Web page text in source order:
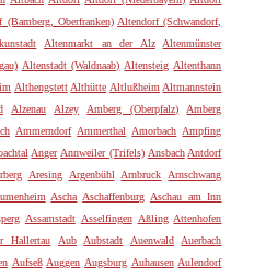
(Bamberg, Oberfranken) Altendorf (Schwandorf,
Altenmarkt an der Alz
Altenmünster
Altenstadt (Waldnaab) Altensteig Altenthann
Althengstett Althütte Altlußheim Altmannstein
Alzenau Alzey Amberg (Oberpfalz)
Amberg
Ammerndorf Ammerthal Amorbach Ampfing
Anger Annweiler (Trifels) Ansbach Antdorf
Aresing Argenbühl Arnbruck
Arnschwang
Ascha Aschaffenburg Aschau am Inn
Assamstadt Asselfingen Aßling Attenhofen
Hallertau Aub Aubstadt Auenwald
Auerbach
Aufseß Auggen Augsburg Auhausen Aulendorf